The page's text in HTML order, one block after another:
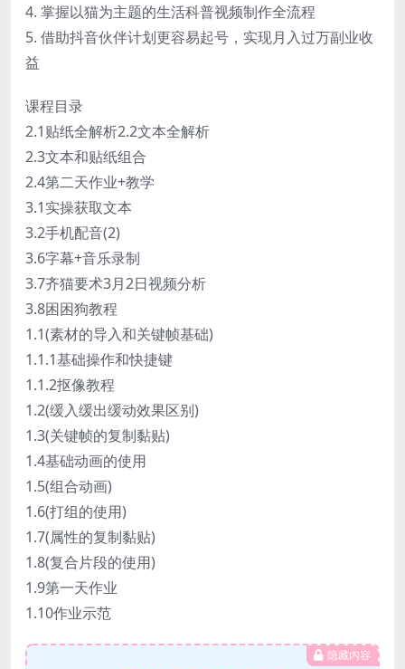
4. 掌握以猫为主题的生活科普视频制作全流程
5. 借助抖音伙伴计划更容易起号，实现月入过万副业收
益
课程目录
2.1贴纸全解析2.2文本全解析
2.3文本和贴纸组合
2.4第二天作业+教学
3.1实操获取文本
3.2手机配音(2)
3.6字幕+音乐录制
3.7齐猫要术3月2日视频分析
3.8困困狗教程
1.1(素材的导入和关键帧基础)
1.1.1基础操作和快捷键
1.1.2抠像教程
1.2(缓入缓出缓动效果区别)
1.3(关键帧的复制黏贴)
1.4基础动画的使用
1.5(组合动画)
1.6(打组的使用)
1.7(属性的复制黏贴)
1.8(复合片段的使用)
1.9第一天作业
1.10作业示范
隐藏内容